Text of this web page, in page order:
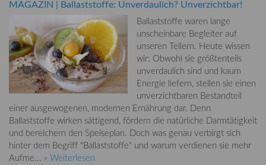
MAGAZIN | Ballaststoffe: Unverdaulich? Unverzichtbar!
Ballaststoffe waren lange
unscheinbare Begleiter auf
unseren Tellern. Heute wissen
wir: Obwohl sie größtenteils
unverdaulich sind und kaum
Energie liefern, stellen sie einen
unverzichtbaren Bestandteil
einer ausgewogenen, modernen Ernährung dar. Denn
Ballaststoffe wirken sättigend, fördern die natürliche Darmtätigkeit
und bereichern den Speiseplan. Doch was genau verbirgt sich
hinter dem Begriff "Ballaststoffe" und warum verdienen sie mehr
Aufme... » Weiterlesen